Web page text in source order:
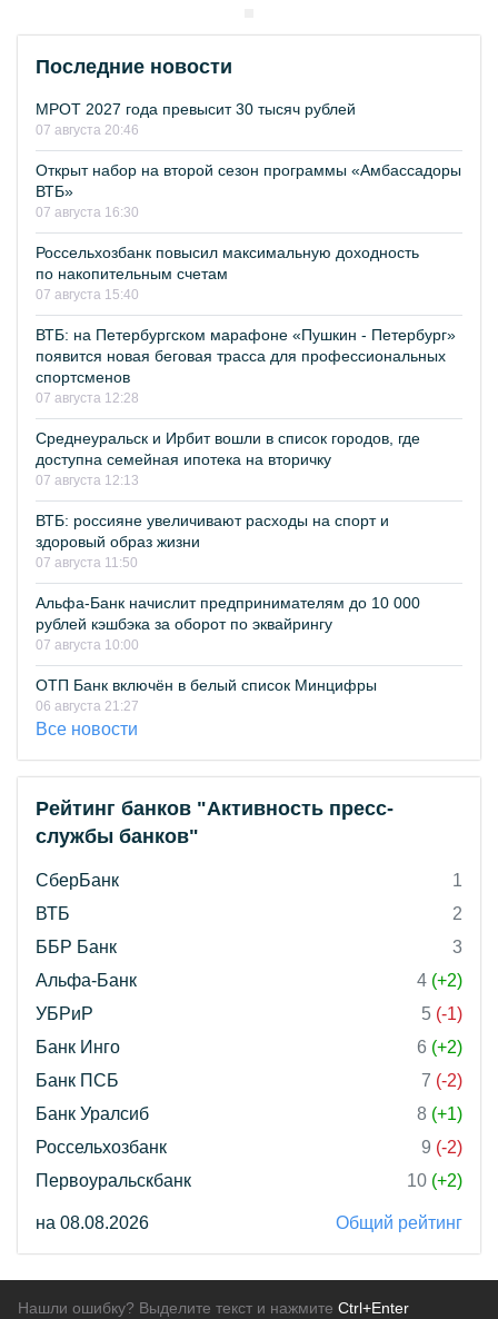
Последние новости
МРОТ 2027 года превысит 30 тысяч рублей
07 августа 20:46
Открыт набор на второй сезон программы «Амбассадоры
ВТБ»
07 августа 16:30
Россельхозбанк повысил максимальную доходность
по накопительным счетам
07 августа 15:40
ВТБ: на Петербургском марафоне «Пушкин - Петербург»
появится новая беговая трасса для профессиональных
спортсменов
07 августа 12:28
Среднеуральск и Ирбит вошли в список городов, где
доступна семейная ипотека на вторичку
07 августа 12:13
ВТБ: россияне увеличивают расходы на спорт и
здоровый образ жизни
07 августа 11:50
Альфа-Банк начислит предпринимателям до 10 000
рублей кэшбэка за оборот по эквайрингу
07 августа 10:00
ОТП Банк включён в белый список Минцифры
06 августа 21:27
Все новости
Рейтинг банков "Активность пресс-
службы банков"
СберБанк
1
ВТБ
2
ББР Банк
3
Альфа-Банк
4 (+2)
УБРиР
5 (-1)
Банк Инго
6 (+2)
Банк ПСБ
7 (-2)
Банк Уралсиб
8 (+1)
Россельхозбанк
9 (-2)
Первоуральскбанк
10 (+2)
на 08.08.2026 Общий рейтинг
Нашли ошибку? Выделите текст и нажмите Ctrl+Enter